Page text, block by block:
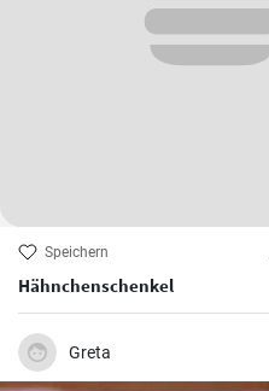
Speichern
Hähnchenschenkel
Greta